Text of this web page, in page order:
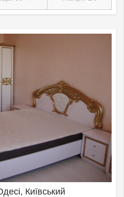
Київський